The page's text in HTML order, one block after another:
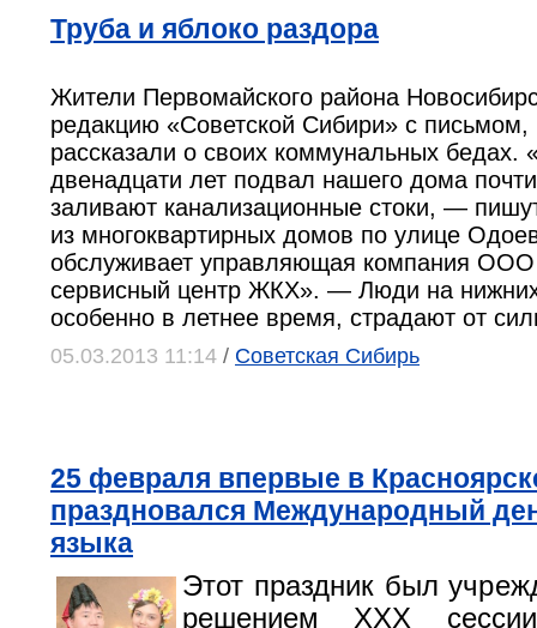
Труба и яблоко раздора
Жители Первомайского района
редакцию «Советской Сибири» с письмом,
рассказали о своих коммунальных бедах.
двенадцати лет подвал нашего дома
заливают канализационные стоки, —
из многоквартирных домов по улице
обслуживает управляющая компания ООО
сервисный центр ЖКХ». — Люди на
особенно в летнее время, страдают от
05.03.2013 11:14 / Советская Сибирь
25 февраля впервые в
праздновался Международный
языка
Этот праздник был
решением XXX